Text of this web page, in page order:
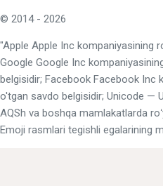
© 2014 - 2026
"Apple Apple Inc kompaniyasining
Google Google Inc
belgisidir; Facebook Facebook Inc
o'tgan savdo belgisidir; Unicode —
AQSh va boshqa mamlakatlarda
Emoji rasmlari tegishli egalarining